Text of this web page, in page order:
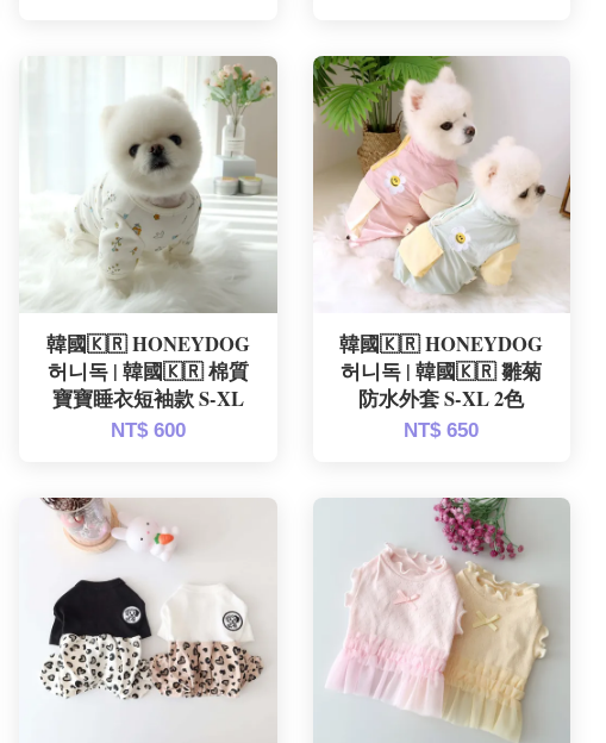
韓國🇰🇷 HONEYDOG
허니독 | 韓國🇰🇷 棉質
寶寶睡衣短袖款 S-XL
NT$ 600
韓國🇰🇷 HONEYDOG
허니독 | 韓國🇰🇷 雛菊
防水外套 S-XL 2色
NT$ 650